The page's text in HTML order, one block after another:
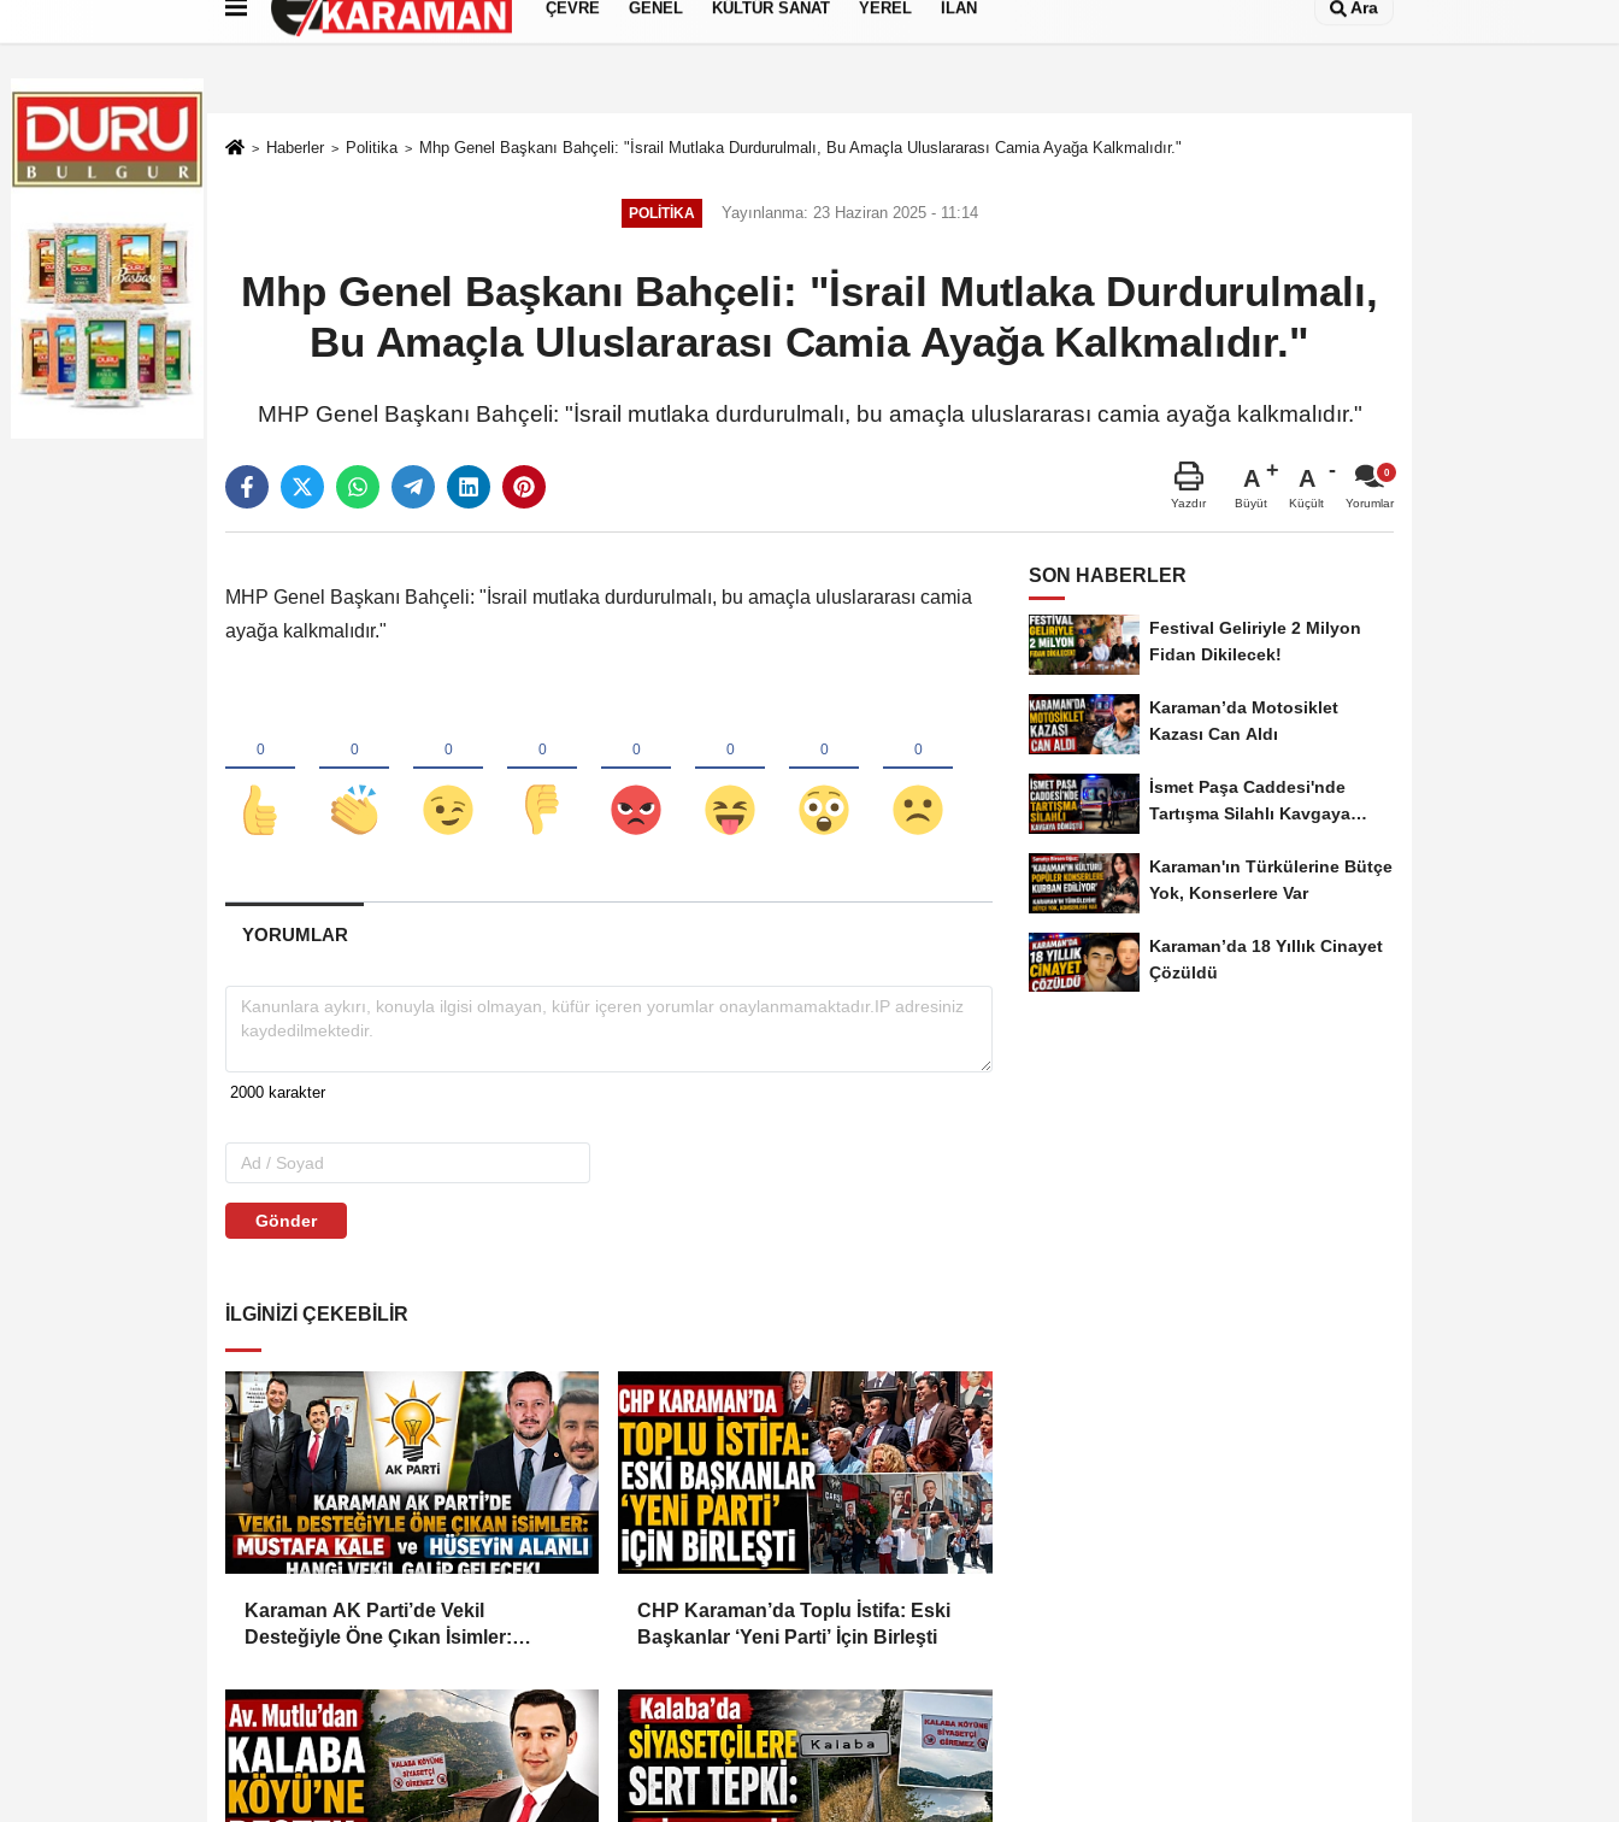
Künye İletişim Çerez Politikası Gizlilik İlkeleri
ÇEVRE GENEL KÜLTÜR SANAT YEREL İLAN Ara
Haberler Politika Mhp Genel Başkanı Bahçeli: "İsrail Mutlaka Durdurulmalı, Bu Amaçla Uluslararası Camia Ayağa Kalkmalıdır."
POLITIKA Yayınlanma: 23 Haziran 2025 - 11:14
Mhp Genel Başkanı Bahçeli: "İsrail Mutlaka Durdurulmalı,
Bu Amaçla Uluslararası Camia Ayağa Kalkmalıdır."
MHP Genel Başkanı Bahçeli: "İsrail mutlaka durdurulmalı, bu amaçla uluslararası camia ayağa kalkmalıdır."
Yazdır
A
Büyüt
A
Küçült Yorumlar
MHP Genel Başkanı Bahçeli: "İsrail mutlaka durdurulmalı, bu amaçla uluslararası camia
ayağa kalkmalıdır."
YORUMLAR
Gönder
İLGINIZI ÇEKEBILIR
Karaman AK Parti’de Vekil
Desteğiyle Öne Çıkan İsimler:
CHP Karaman’da Toplu İstifa: Eski
Başkanlar ‘Yeni Parti’ İçin Birleşti
SON HABERLER
Festival Geliriyle 2 Milyon
Fidan Dikilecek!
Karaman’da Motosiklet
Kazası Can Aldı
İsmet Paşa Caddesi'nde
Tartışma Silahlı Kavgaya
Karaman'ın Türkülerine Bütçe
Yok, Konserlere Var
Karaman’da 18 Yıllık Cinayet
Çözüldü